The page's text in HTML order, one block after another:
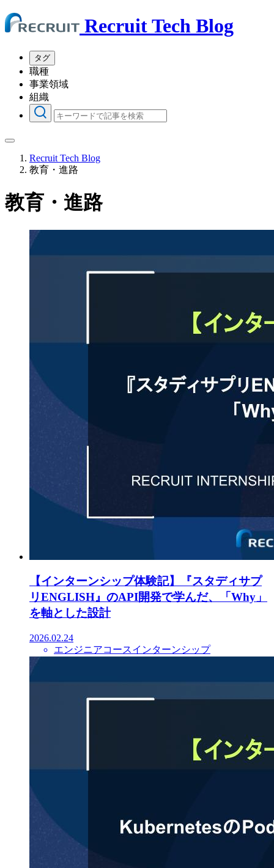
Recruit Tech Blog
タグ
職種
事業領域
組織
Recruit Tech Blog
教育・進路
教育・進路
【インターンシップ体験記】『スタディサプ
リENGLISH』のAPI開発で学んだ、「Why」
を軸とした設計
2026.02.24
エンジニアコースインターンシップ